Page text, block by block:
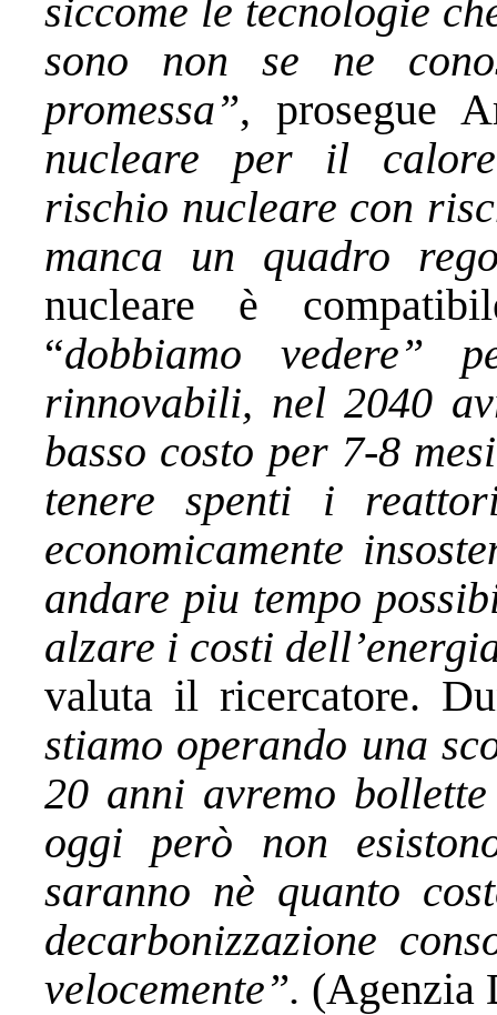
siccome le tecnologie
sono non se ne
promessa”, prosegue
nucleare per il
rischio nucleare con
manca un quadro
nucleare è
“dobbiamo vedere”
rinnovabili, nel 2040
basso costo per 7-8
tenere spenti i
economicamente
andare piu tempo
alzare i costi
valuta il ricercatore.
stiamo operando una
20 anni avremo
oggi però non
saranno nè quanto
decarbonizzazione
velocemente”. (Agenzia